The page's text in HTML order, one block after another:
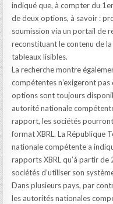
indiqué que, à compter du
de deux options, à savoir :
soumission via un portail de
reconstituant le contenu de
tableaux lisibles.
La recherche montre
compétentes n’exigeront
options sont toujours
autorité nationale
rapport, les sociétés
format XBRL. La République
nationale compétente a
rapports XBRL qu’à partir
sociétés d’utiliser son
Dans plusieurs pays, par
les autorités nationales